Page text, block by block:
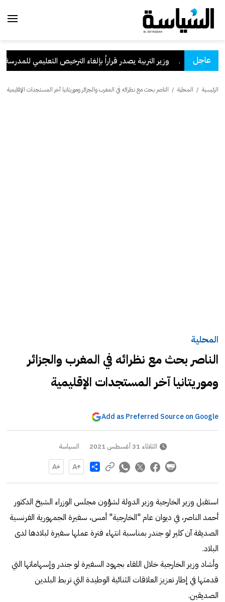
عاجل وزير التربية يصدر قراراً بإلغاء الترخيص التعليمي للمدرسة
الرئيسية / المحلية / الناصر بحث مع نظرائه في المغرب والجزائر وموريتانيا آخر المستجدات الإقليمية
المحلية
الناصر بحث مع نظرائه في المغرب والجزائر
وموريتانيا آخر المستجدات الإقليمية
Add as Preferred Source on Google
الثلاثاء 31 أغسطس 2021 السياسة
Share
استقبل وزير الخارجية وزير الدولة لشؤون مجلس الوزراء الشيخ الدكتور
أحمد الناصر، في ديوان عام "الخارجية" أمس، سفيرة الجمهورية الفرنسية
الصديقة آن كلير لو جندر بمناسبة انتهاء فترة عملها سفيرة لبلادها لدى
البلاد.
وأشاد وزير الخارجية خلال اللقاء بجهود السفيرة لو جندر وإسهاماتها التي
قدمتها في إطار تعزيز العلاقات الثنائية الوطيدة التي تربط البلدين
الصديقين.